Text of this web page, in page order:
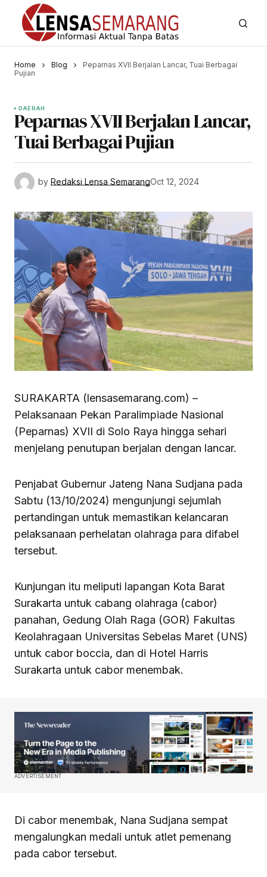
Home Blog
Peparnas XVII Berjalan Lancar, Tuai Berbagai
Pujian
DAERAH
Peparnas XVII Berjalan Lancar,
Tuai Berbagai Pujian
by Redaksi Lensa SemarangOct 12, 2024
SURAKARTA (lensasemarang.com) –
Pelaksanaan Pekan Paralimpiade Nasional
(Peparnas) XVII di Solo Raya hingga sehari
menjelang penutupan berjalan dengan lancar.
Penjabat Gubernur Jateng Nana Sudjana pada
Sabtu (13/10/2024) mengunjungi sejumlah
pertandingan untuk memastikan kelancaran
pelaksanaan perhelatan olahraga para difabel
tersebut.
Kunjungan itu meliputi lapangan Kota Barat
Surakarta untuk cabang olahraga (cabor)
panahan, Gedung Olah Raga (GOR) Fakultas
Keolahragaan Universitas Sebelas Maret (UNS)
untuk cabor boccia, dan di Hotel Harris
Surakarta untuk cabor menembak.
ADVERTISEMENT
Di cabor menembak, Nana Sudjana sempat
mengalungkan medali untuk atlet pemenang
pada cabor tersebut.